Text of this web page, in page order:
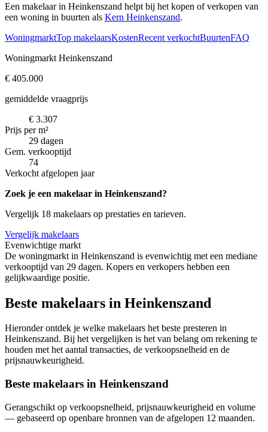
Een makelaar in Heinkenszand helpt bij het kopen of verkopen van
een woning in buurten als Kern Heinkenszand.
WoningmarktTop makelaarsKostenRecent verkochtBuurtenFAQ
Woningmarkt Heinkenszand
€ 405.000
gemiddelde vraagprijs
€ 3.307
Prijs per m²
29 dagen
Gem. verkooptijd
74
Verkocht afgelopen jaar
Zoek je een makelaar in Heinkenszand?
Vergelijk 18 makelaars op prestaties en tarieven.
Vergelijk makelaars
Evenwichtige markt
De woningmarkt in Heinkenszand is evenwichtig met een mediane
verkooptijd van 29 dagen. Kopers en verkopers hebben een
gelijkwaardige positie.
Beste makelaars in Heinkenszand
Hieronder ontdek je welke makelaars het beste presteren in
Heinkenszand. Bij het vergelijken is het van belang om rekening te
houden met het aantal transacties, de verkoopsnelheid en de
prijsnauwkeurigheid.
Beste makelaars in Heinkenszand
Gerangschikt op verkoopsnelheid, prijsnauwkeurigheid en volume
— gebaseerd op openbare bronnen van de afgelopen 12 maanden.